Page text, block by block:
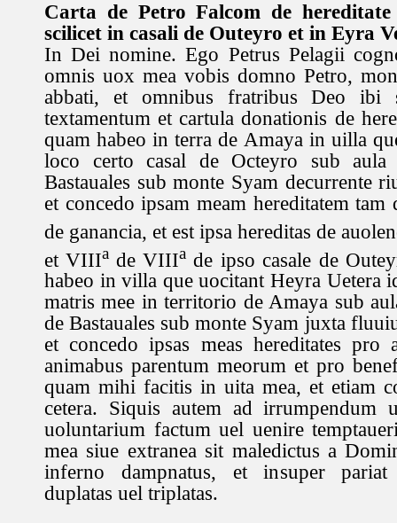
Carta de Petro Falcom de
scilicet in casali de Outeyro et in Eyra
In Dei nomine. Ego Petrus Pelagii
omnis uox mea vobis domno Petro,
abbati, et omnibus fratribus Deo ibi
textamentum et cartula donationis de
quam habeo in terra de Amaya in uilla
loco certo casal de Octeyro sub aula
Bastauales sub monte Syam decurrente
et concedo ipsam meam hereditatem tam
de ganancia, et est ipsa hereditas de
et VIIIa de VIIIa de ipso casale de
habeo in villa que uocitant Heyra Uetera
matris mee in territorio de Amaya sub
de Bastauales sub monte Syam juxta
et concedo ipsas meas hereditates pro
animabus parentum meorum et pro
quam mihi facitis in uita mea, et etiam
cetera. Siquis autem ad irrumpendum
uoluntarium factum uel uenire
mea siue extranea sit maledictus a
inferno dampnatus, et insuper pariat
duplatas uel triplatas.